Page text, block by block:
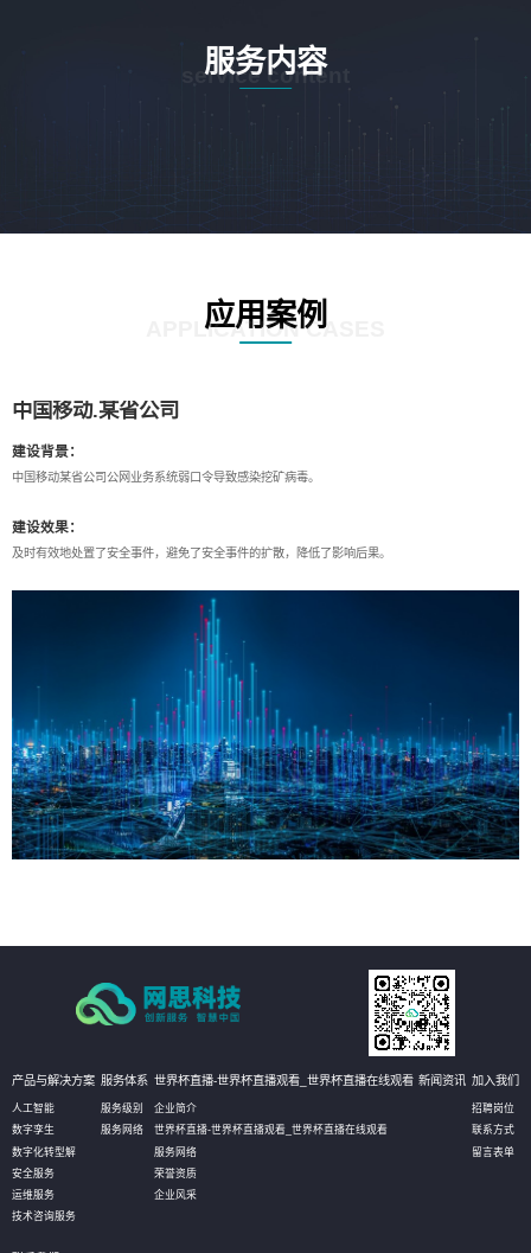
服务内容
service content
应用案例
APPLICATION CASES
中国移动.某省公司
建设背景：
中国移动某省公司公网业务系统弱口令导致感染挖矿病毒。
建设效果：
及时有效地处置了安全事件，避免了安全事件的扩散，降低了影响后果。
产品与解决方案
人工智能
数字孪生
数字化转型解
安全服务
运维服务
技术咨询服务
服务体系
服务级别
服务网络
世界杯直播-世界杯直播观看_世界杯直播在线观看
企业简介
世界杯直播-世界杯直播观看_世界杯直播在线观看
服务网络
荣誉资质
企业风采
新闻资讯 加入我们
招聘岗位
联系方式
留言表单